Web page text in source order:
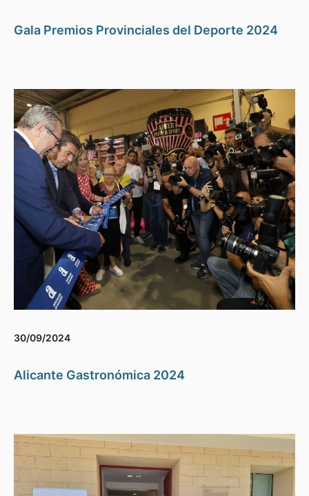
Gala Premios Provinciales del Deporte 2024
30/09/2024
Alicante Gastronómica 2024